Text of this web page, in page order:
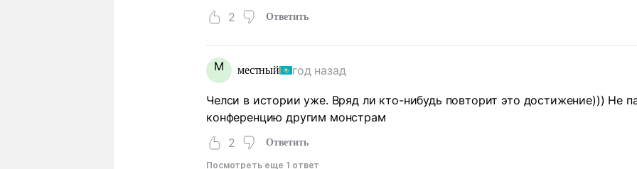
2
Ответить
М местный год назад
Челси в истории уже. Вряд ли кто-нибудь повторит это достижение))) Не
конференцию другим монстрам
2
Ответить
Посмотреть еще 1 ответ